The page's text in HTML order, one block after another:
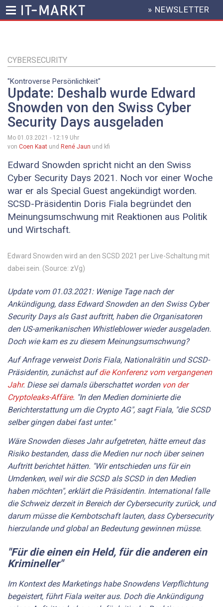
Inhalt
HEADER
MENU
» NEWSLETTER
CYBERSECURITY
"Kontroverse Persönlichkeit"
Update: Deshalb wurde Edward
Snowden von den Swiss Cyber
Security Days ausgeladen
Mo 01.03.2021 - 12:19 Uhr
von Coen Kaat und René Jaun und kfi
Edward Snowden spricht nicht an den Swiss
Cyber Security Days 2021. Noch vor einer Woche
war er als Special Guest angekündigt worden.
SCSD-Präsidentin Doris Fiala begründet den
Meinungsumschwung mit Reaktionen aus Politik
und Wirtschaft.
Edward Snowden wird an den SCSD 2021 per Live-Schaltung mit
dabei sein. (Source: zVg)
Update vom 01.03.2021: Wenige Tage nach der
Ankündigung, dass Edward Snowden an den Swiss Cyber
Security Days als Gast auftritt, haben die Organisatoren
den US-amerikanischen Whistleblower wieder ausgeladen.
Doch wie kam es zu diesem Meinungsumschwung?
Auf Anfrage verweist Doris Fiala, Nationalrätin und SCSD-
Präsidentin, zunächst aufdie Konferenz vom vergangenen
Jahr. Diese sei damals überschattet worden von der
Cryptoleaks-Affäre. "In den Medien dominierte die
Berichterstattung um die Crypto AG", sagt Fiala, "die SCSD
selber gingen dabei fast unter."
Wäre Snowden dieses Jahr aufgetreten, hätte erneut das
Risiko bestanden, dass die Medien nur noch über seinen
Auftritt berichtet hätten. "Wir entschieden uns für ein
Umdenken, weil wir die SCSD als SCSD in den Medien
haben möchten", erklärt die Präsidentin. International falle
die Schweiz derzeit in Bereich der Cybersecurity zurück, und
darum müsse die Kernbotschaft lauten, dass Cybersecurity
hierzulande und global an Bedeutung gewinnen müsse.
"Für die einen ein Held, für die anderen ein
Krimineller"
Im Kontext des Marketings habe Snowdens Verpflichtung
begeistert, führt Fiala weiter aus. Doch die Ankündigung